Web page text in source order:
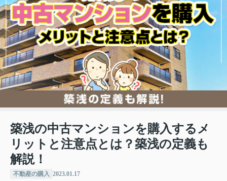
築浅の中古マンションを購入するメ
リットと注意点とは？築浅の定義も
解説！
不動産の購入 2023.01.17